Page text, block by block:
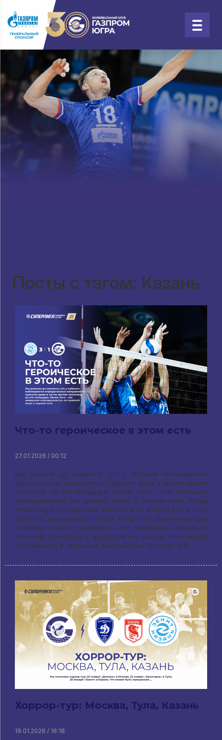
Посты с тэгом: Казань
Что-то героическое в этом есть
27.01.2026 / 00:12
Мы дожили до момента, что у публики наблюдаются
определенные ожидания от сургутян даже в матче против
чемпиона на его площадке. Более того – эти ожидания
оправдываются, по крайней мере в первом сете. Когда
Александра Костадинова зачехлили во второй раз и счет
стал 6:9, показалось, что все пойдет по привычному для
подобных встреч сценарию. Но Никифоров завершил
затяжной розыгрыш с фриболом на подаче Александра
Костадинова, а затем был выписан блок Волкову, 11:11.
Хоррор-тур: Москва, Тула, Казань
19.01.2026 / 16:18